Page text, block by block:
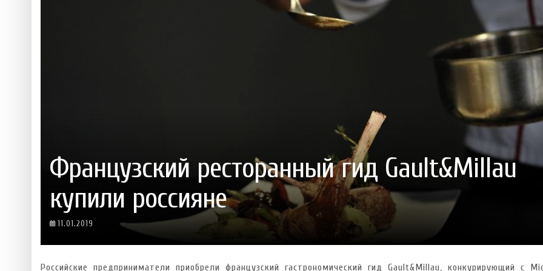
Ніжність, що смакує до чаю: новинка зефір від власної ТМ Varto вже у VARUS - 20.10.2025
Солодкий настрій у кожному шматочку: халва власної ТМ Varto вже у VARUS - 10.10.2025
Який алкоголь підходить вашому знаку зодіаку: розбір астролога і керуючого баром - 23.03.2026
ПЕЧИВО «ФРУТТАНЧИК» СПРОБУЙ ЗІ ЗНИЖКОЮ -40 %
400 ПОЗИЦІЙ,
Французский ресторанный гид Gault&Millau
купили россияне
11.01.2019
Российские предприниматели приобрели французский гастрономический гид Gault&Millau, конкурирующий с